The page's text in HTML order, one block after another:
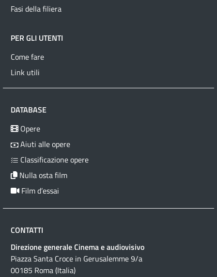
Fasi della filiera
PER GLI UTENTI
Come fare
Link utili
DATABASE
Opere
Aiuti alle opere
Classificazione opere
Nulla osta film
Film d’essai
CONTATTI
Direzione generale Cinema e audiovisivo
Piazza Santa Croce in Gerusalemme 9/a
00185 Roma (Italia)